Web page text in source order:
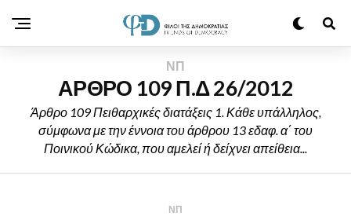
ΝΠ
ΑΡΘΡΟ 109 Π.Δ 26/2012
Άρθρο 109 Πειθαρχικές διατάξεις 1. Κάθε υπάλληλος,
σύμφωνα με την έννοια του άρθρου 13 εδαφ. α΄ του
Ποινικού Κώδικα, που αμελεί ή δείχνει απείθεια...
ΝΠ